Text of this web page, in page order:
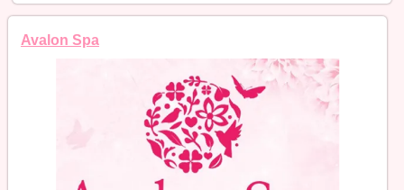
Avalon Spa